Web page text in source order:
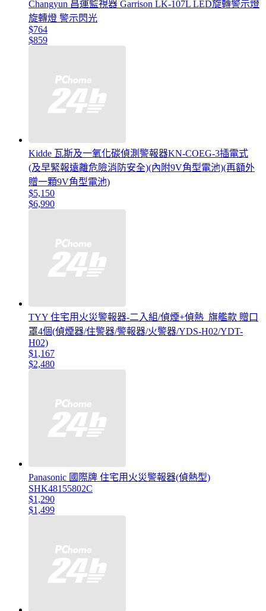
Changyun 昌運監視器 Garrison LK-107L LED旋轉警示燈
旋轉燈 警示閃光
$764
$859
Kidde 瓦斯及一氧化碳偵測警報器KN-COEG-3插電式
(及早緊報遠離危險消防安全)(內附9V角型電池)(再額外
贈一顆9V角型電池)
$5,150
$6,990
TYY 住宅用火災警報器-二入組/偵煙+偵熱_旗艦款 贈口
罩4個(偵煙器/住警器/警報器/火警器/YDS-H02/YDT-
H02)
$1,167
$2,480
Panasonic 國際牌 住宅用火災警報器(偵熱型)
SHK48155802C
$1,290
$1,499